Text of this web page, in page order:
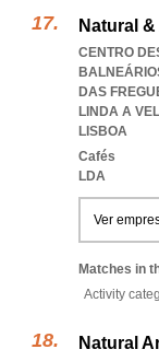
Natural
CENTRO
DAS
LINDA A
LISBOA
Cafés
LDA
Ver
Matches in
Activity
Natural